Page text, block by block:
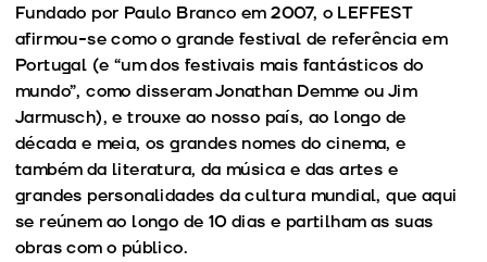
Fundado por Paulo Branco em 2007, o LEFFEST
afirmou-se como o grande festival de referência em
Portugal (e “um dos festivais mais fantásticos do
mundo”, como disseram Jonathan Demme ou Jim
Jarmusch), e trouxe ao nosso país, ao longo de
década e meia, os grandes nomes do cinema, e
também da literatura, da música e das artes e
grandes personalidades da cultura mundial, que aqui
se reúnem ao longo de 10 dias e partilham as suas
obras com o público.